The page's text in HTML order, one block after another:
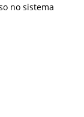
no sistema